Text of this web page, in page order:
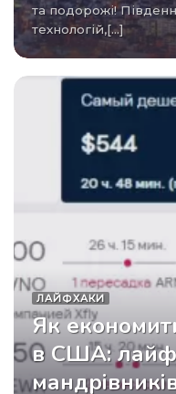
та подорожі!
технологій,[...]
ЛАЙФХАКИ
Як
в США: